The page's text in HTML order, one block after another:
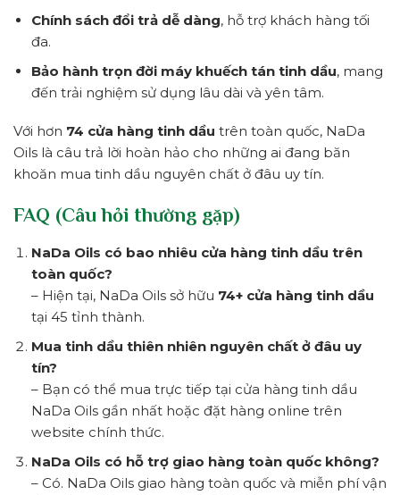
Chính sách đổi trả dễ dàng, hỗ trợ khách hàng tối
đa.
Bảo hành trọn đời máy khuếch tán tinh dầu, mang
đến trải nghiệm sử dụng lâu dài và yên tâm.
Với hơn 74 cửa hàng tinh dầu trên toàn quốc, NaDa
Oils là câu trả lời hoàn hảo cho những ai đang băn
khoăn mua tinh dầu nguyên chất ở đâu uy tín.
FAQ (Câu hỏi thường gặp)
NaDa Oils có bao nhiêu cửa hàng tinh dầu trên
toàn quốc?
– Hiện tại, NaDa Oils sở hữu 74+ cửa hàng tinh dầu
tại 45 tỉnh thành.
Mua tinh dầu thiên nhiên nguyên chất ở đâu uy
tín?
– Bạn có thể mua trực tiếp tại cửa hàng tinh dầu
NaDa Oils gần nhất hoặc đặt hàng online trên
website chính thức.
NaDa Oils có hỗ trợ giao hàng toàn quốc không?
– Có. NaDa Oils giao hàng toàn quốc và miễn phí vận